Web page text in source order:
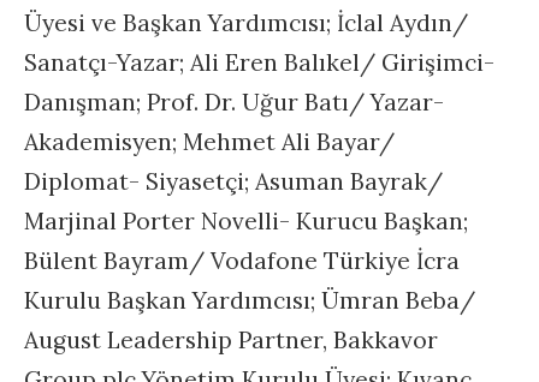
Üyesi ve Başkan Yardımcısı; İclal Aydın/
Sanatçı-Yazar; Ali Eren Balıkel/ Girişimci-
Danışman; Prof. Dr. Uğur Batı/ Yazar-
Akademisyen; Mehmet Ali Bayar/
Diplomat- Siyasetçi; Asuman Bayrak/
Marjinal Porter Novelli- Kurucu Başkan;
Bülent Bayram/ Vodafone Türkiye İcra
Kurulu Başkan Yardımcısı; Ümran Beba/
August Leadership Partner, Bakkavor